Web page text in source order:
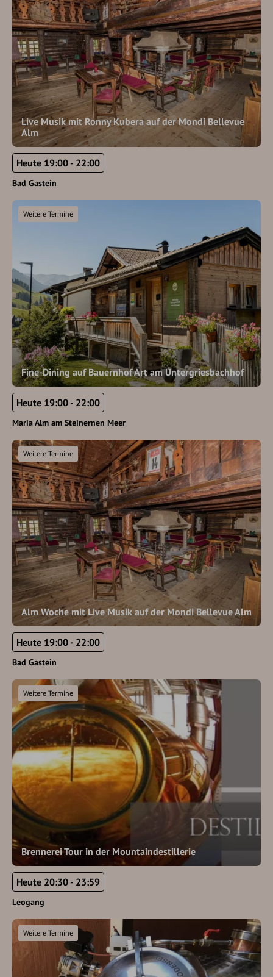
Live Musik mit Ronny Kubera auf der Mondi Bellevue
Alm
Heute 19:00 - 22:00
Bad Gastein
Fine-Dining auf Bauernhof Art am Untergriesbachhof
Weitere Termine
Heute 19:00 - 22:00
Maria Alm am Steinernen Meer
Alm Woche mit Live Musik auf der Mondi Bellevue Alm
Weitere Termine
Heute 19:00 - 22:00
Bad Gastein
Brennerei Tour in der Mountaindestillerie
Weitere Termine
Heute 20:30 - 23:59
Leogang
Weitere Termine